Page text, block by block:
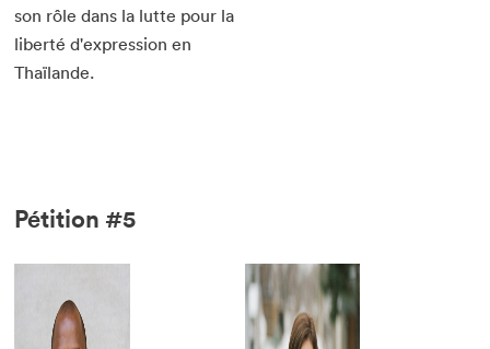
son rôle dans la lutte pour la
liberté d'expression en
Thaïlande.
Pétition #5